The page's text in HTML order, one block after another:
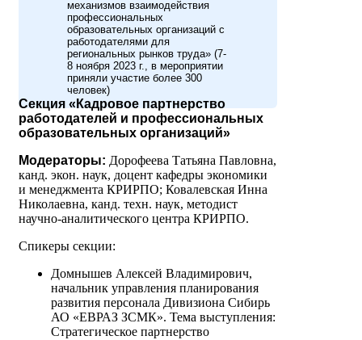
механизмов взаимодействия
профессиональных
образовательных организаций с
работодателями для
региональных рынков труда» (7-
8 ноября 2023 г., в мероприятии
приняли участие более 300
человек)
Секция «Кадровое партнерство
работодателей и профессиональных
образовательных организаций»
Модераторы: Дорофеева Татьяна Павловна,
канд. экон. наук, доцент кафедры экономики
и менеджмента КРИРПО; Ковалевская Инна
Николаевна, канд. техн. наук, методист
научно-аналитического центра КРИРПО.
Спикеры секции:
Домнышев Алексей Владимирович,
начальник управления планирования
развития персонала Дивизиона Сибирь
АО «ЕВРАЗ ЗСМК». Тема выступления:
Стратегическое партнерство